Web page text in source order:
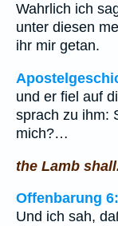
Wahrlich ich
unter diesen
ihr mir getan.
und er fiel auf
sprach zu ihm:
mich?…
the Lamb
Offenbarung
Und ich sah,